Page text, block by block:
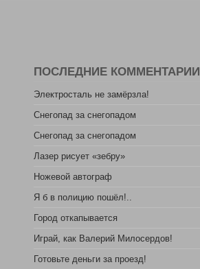
ПОСЛЕДНИЕ КОММЕНТАРИИ
Электросталь не замёрзла!
Снегопад за снегопадом
Снегопад за снегопадом
Лазер рисует «зебру»
Ножевой автограф
Я б в полицию пошёл!..
Город откапывается
Играй, как Валерий Милосердов!
Готовьте деньги за проезд!